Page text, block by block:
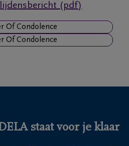
(pdf)
staat voor je klaar